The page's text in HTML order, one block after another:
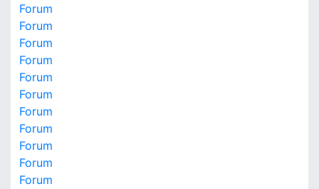
Forum
Forum
Forum
Forum
Forum
Forum
Forum
Forum
Forum
Forum
Forum